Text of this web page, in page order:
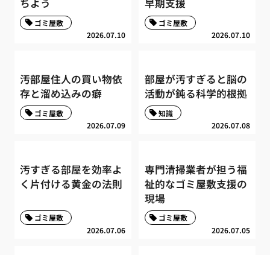
ちよう
2026.07.10
ゴミ屋敷
早期支援
2026.07.10
ゴミ屋敷
汚部屋住人の買い物依
存と溜め込みの癖
2026.07.09
ゴミ屋敷
部屋が汚すぎると脳の
活動が鈍る科学的根拠
2026.07.08
知識
汚すぎる部屋を効率よ
く片付ける黄金の法則
2026.07.06
ゴミ屋敷
専門清掃業者が担う福
祉的なゴミ屋敷支援の
現場
2026.07.05
ゴミ屋敷